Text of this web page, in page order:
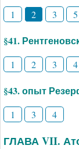
1 2 3 5
§41.
1 2 3 4
§43. опыт
1 3 4
ГЛАВА VII.